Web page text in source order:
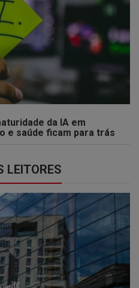
da IA em
e saúde ficam para trás
LEITORES